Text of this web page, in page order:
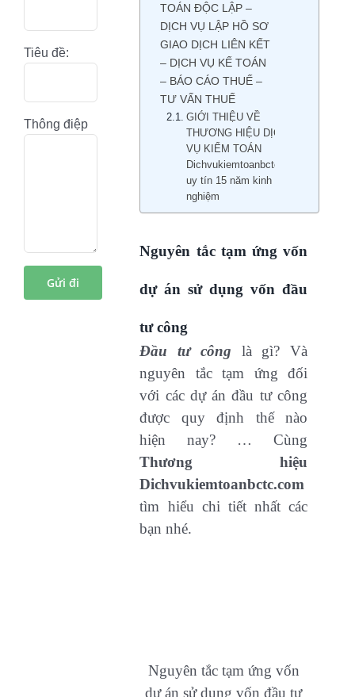
TOÁN ĐỘC LẬP –
DỊCH VỤ LẬP HỒ SƠ
GIAO DỊCH LIÊN KẾT
– DỊCH VỤ KẾ TOÁN
– BÁO CÁO THUẾ –
TƯ VẤN THUẾ
GIỚI THIỆU VỀ
THƯƠNG HIỆU DỊCH
VỤ KIỂM TOÁN
Dichvukiemtoanbctc.com
uy tín 15 năm kinh
nghiệm
Nguyên tắc tạm ứng vốn
dự án sử dụng vốn đầu
tư công
Đầu tư công là gì? Và
nguyên tắc tạm ứng đối
với các dự án đầu tư công
được quy định thế nào
hiện nay? … Cùng
Thương hiệu
Dichvukiemtoanbctc.com
tìm hiểu chi tiết nhất các
bạn nhé.
Nguyên tắc tạm ứng vốn
dự án sử dụng vốn đầu tư
Tiêu đề:
Thông điệp